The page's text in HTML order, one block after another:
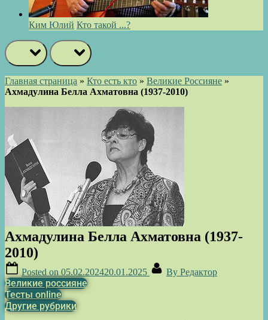
Ким Юлий Кто такой ...?
Главная страница » Кто есть кто » Великие Россияне »
Ахмадулина Белла Ахматовна (1937-2010)
Ахмадулина Белла Ахматовна (1937-
2010)
Posted on 05.02.202420.01.2025 By Редактор
Великие россияне
Тесты online
Другие рубрики